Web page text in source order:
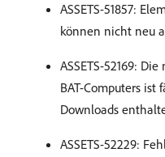
ASSETS-51857:
können nicht neu
ASSETS-52169:
BAT-Computers ist
Downloads
ASSETS-52229: